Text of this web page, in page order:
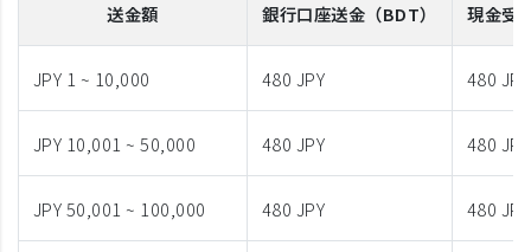
送金額 銀行口座送金 （BDT） 現金受
JPY 1 ~ 10,000 480 JPY 480 JPY
JPY 10,001 ~ 50,000 480 JPY 480 JPY
JPY 50,001 ~ 100,000 480 JPY 480 JPY